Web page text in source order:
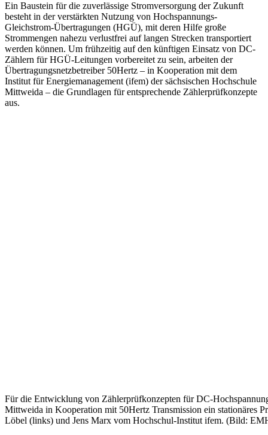
Ein Baustein für die zuverlässige Stromversorgung der Zukunft
besteht in der verstärkten Nutzung von Hochspannungs-
Gleichstrom-Übertragungen (HGÜ), mit deren Hilfe große
Strommengen nahezu verlustfrei auf langen Strecken transportiert
werden können. Um frühzeitig auf den künftigen Einsatz von DC-
Zählern für HGÜ-Leitungen vorbereitet zu sein, arbeiten der
Übertragungsnetzbetreiber 50Hertz – in Kooperation mit dem
Institut für Energiemanagement (ifem) der sächsischen Hochschule
Mittweida – die Grundlagen für entsprechende Zählerprüfkonzepte
aus.
Für die Entwicklung von Zählerprüfkonzepten für DC-
Mittweida in Kooperation mit 50Hertz Transmission ein stationäres
Löbel (links) und Jens Marx vom Hochschul-Institut ifem. (Bild: